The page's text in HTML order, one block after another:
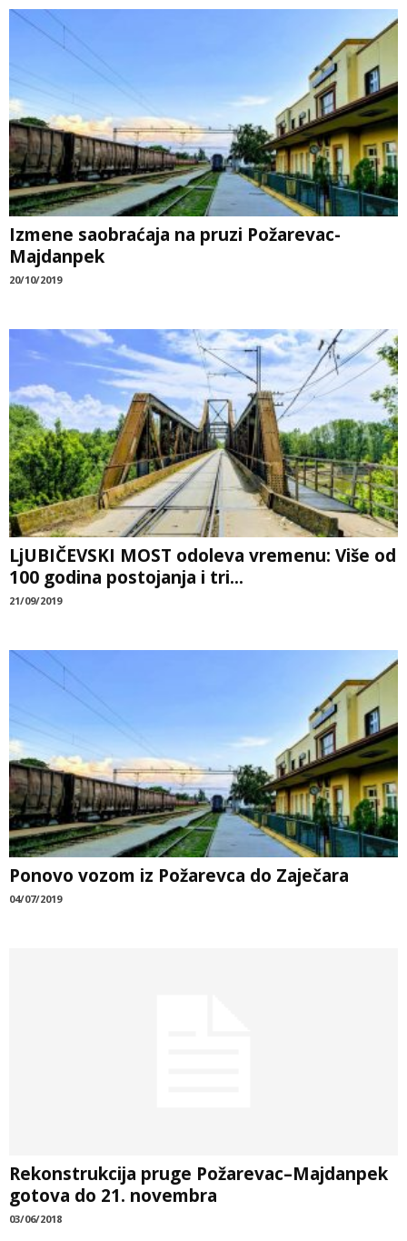
Izmene saobraćaja na pruzi Požarevac-
Majdanpek
20/10/2019
LjUBIČEVSKI MOST odoleva vremenu: Više od
100 godina postojanja i tri...
21/09/2019
Ponovo vozom iz Požarevca do Zaječara
04/07/2019
Rekonstrukcija pruge Požarevac–Majdanpek
gotova do 21. novembra
03/06/2018